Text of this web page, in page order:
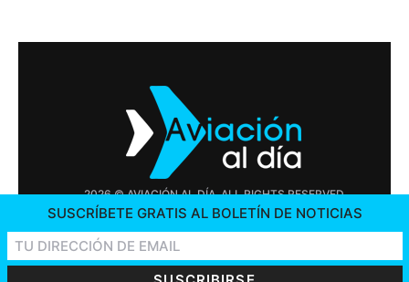
2026 © AVIACIÓN AL DÍA. ALL RIGHTS RESERVED
OFERTAS DE TRABAJO
SUSCRÍBETE GRATIS AL BOLETÍN DE NOTICIAS